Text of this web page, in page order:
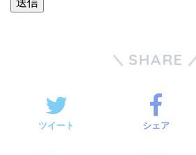
SHARE
ツイート シェア